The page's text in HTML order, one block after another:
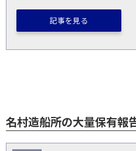
記事を見る
名村造船所の大量保有報